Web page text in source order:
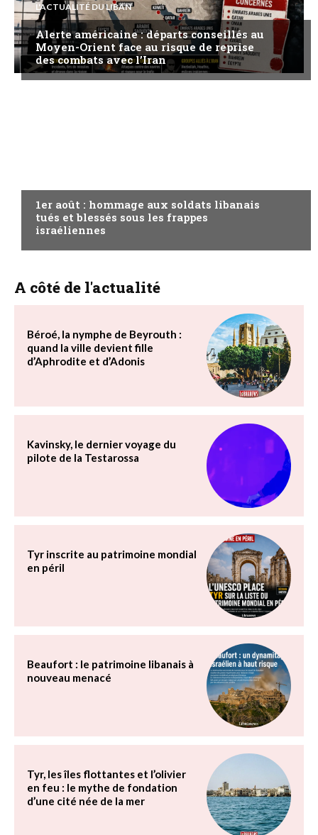
L'ACTUALITÉ DU LIBAN
Alerte américaine : départs conseillés au
Moyen-Orient face au risque de reprise
des combats avec l’Iran
1er août : hommage aux soldats libanais
tués et blessés sous les frappes
israéliennes
A côté de l'actualité
Béroé, la nymphe de Beyrouth :
quand la ville devient fille
d’Aphrodite et d’Adonis
Kavinsky, le dernier voyage du
pilote de la Testarossa
Tyr inscrite au patrimoine mondial
en péril
Beaufort : le patrimoine libanais à
nouveau menacé
Tyr, les îles flottantes et l’olivier
en feu : le mythe de fondation
d’une cité née de la mer